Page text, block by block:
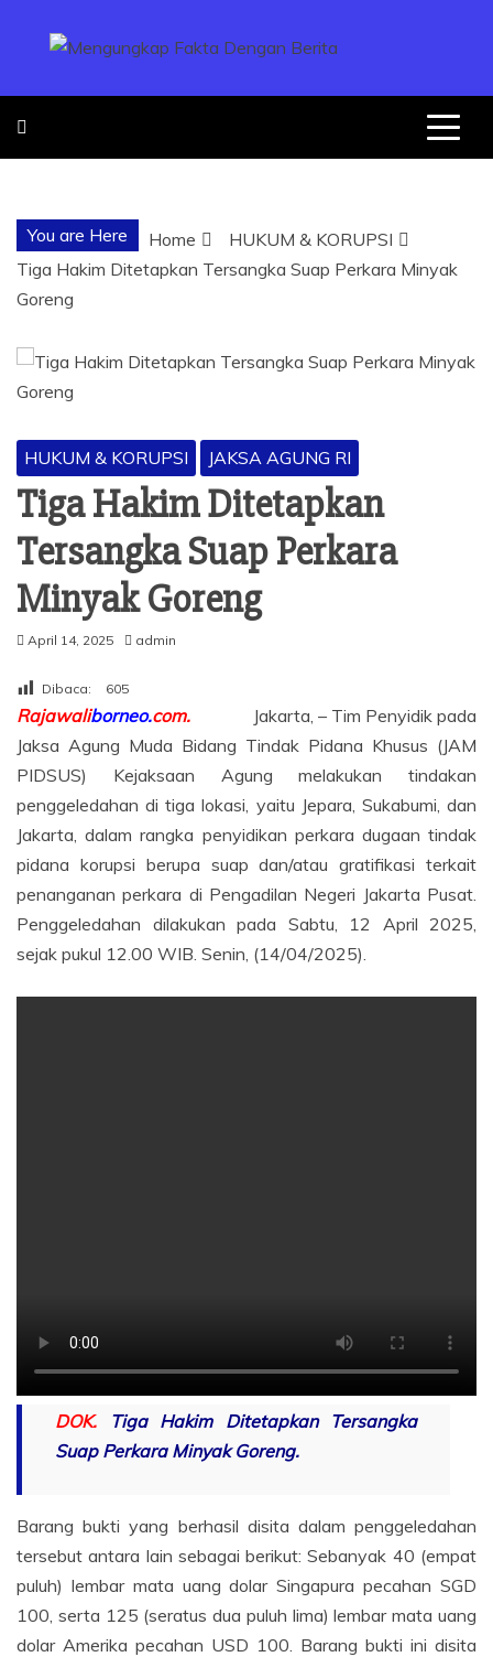
FAKTA
DENGAN
BERITA
You are Here Home
HUKUM & KORUPSI
Tiga Hakim Ditetapkan Tersangka Suap Perkara Minyak
Goreng
HUKUM & KORUPSI JAKSA AGUNG RI
Tiga Hakim Ditetapkan
Tersangka Suap Perkara
Minyak Goreng
April 14, 2025 admin
Dibaca: 605
Rajawaliborneo.com.
Jakarta, – Tim Penyidik pada
Jaksa Agung Muda Bidang Tindak Pidana Khusus (JAM
PIDSUS) Kejaksaan Agung melakukan tindakan
penggeledahan di tiga lokasi, yaitu Jepara, Sukabumi, dan
Jakarta, dalam rangka penyidikan perkara dugaan tindak
pidana korupsi berupa suap dan/atau gratifikasi terkait
penanganan perkara di Pengadilan Negeri Jakarta Pusat.
Penggeledahan dilakukan pada Sabtu, 12 April 2025,
sejak pukul 12.00 WIB. Senin, (14/04/2025).
DOK.
Tiga Hakim Ditetapkan Tersangka
Suap Perkara Minyak Goreng.
Barang bukti yang berhasil disita dalam penggeledahan
tersebut antara lain sebagai berikut: Sebanyak 40 (empat
puluh) lembar mata uang dolar Singapura pecahan SGD
100, serta 125 (seratus dua puluh lima) lembar mata uang
dolar Amerika pecahan USD 100. Barang bukti ini disita